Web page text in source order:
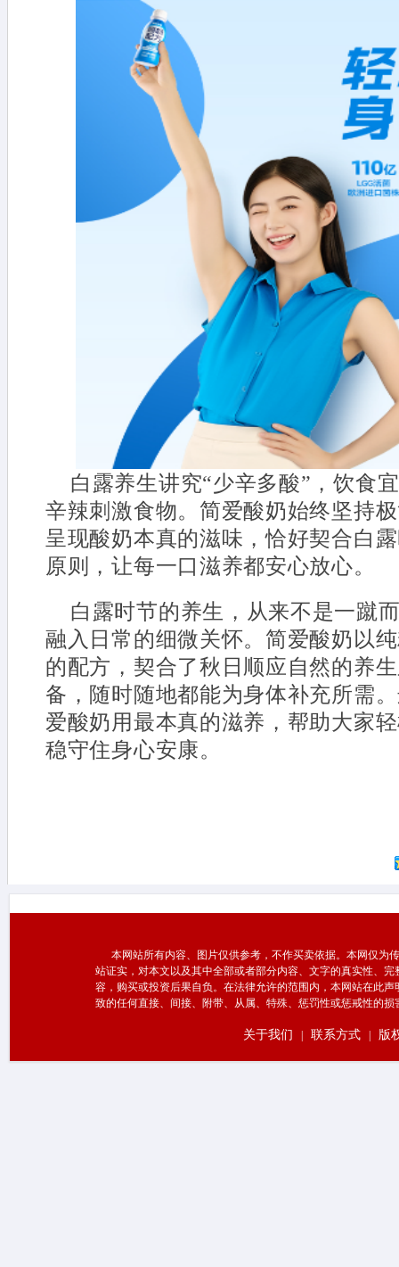
白露养生讲究“少辛多酸”，饮食
辛辣刺激食物。简爱酸奶始终坚持
呈现酸奶本真的滋味，恰好契合白
原则，让每一口滋养都安心放心。
白露时节的养生，从来不是一蹴
融入日常的细微关怀。简爱酸奶以
的配方，契合了秋日顺应自然的养
备，随时随地都能为身体补充所需
爱酸奶用最本真的滋养，帮助大家
稳守住身心安康。
本网站所有内容、图片仅供参考，不作买卖依据。本网仅为
站证实，对本文以及其中全部或者部分内容、文字的真实性、
容，购买或投资后果自负。在法律允许的范围内，本网站在此
致的任何直接、间接、附带、从属、特殊、惩罚性或惩戒性的损
关于我们 联系方式 版